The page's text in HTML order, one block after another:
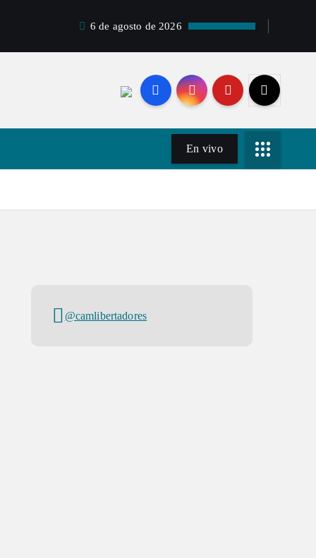
6 de agosto de 2026
En vivo
@camlibertadores